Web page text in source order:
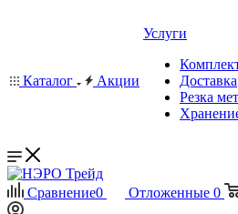
Каталог Акции
Услуги
Доставка
Резка
Сравнение0 Отложенные 0